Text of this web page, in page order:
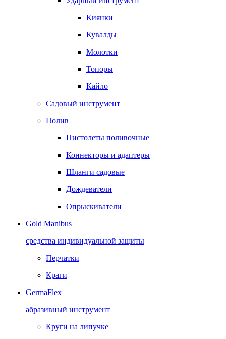
Киянки
Кувалды
Молотки
Топоры
Кайло
Садовый инструмент
Полив
Пистолеты поливочные
Коннекторы и адаптеры
Шланги садовые
Дождеватели
Опрыскиватели
Gold Manibus
средства индивидуальной защиты
Перчатки
Краги
GermaFlex
абразивный инструмент
Круги на липучке